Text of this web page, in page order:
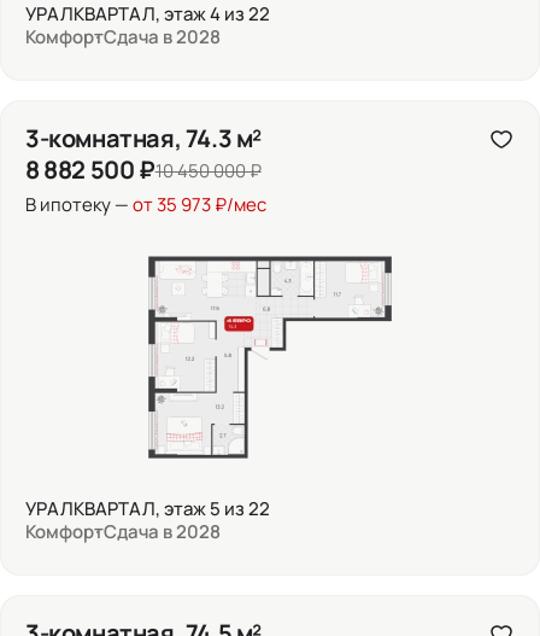
УРАЛКВАРТАЛ, этаж 4 из 22
КомфортСдача в 2028
3-комнатная, 74.3 м²
8 882 500 ₽10 450 000 ₽
В ипотеку —от 35 973 ₽/мес
УРАЛКВАРТАЛ, этаж 5 из 22
КомфортСдача в 2028